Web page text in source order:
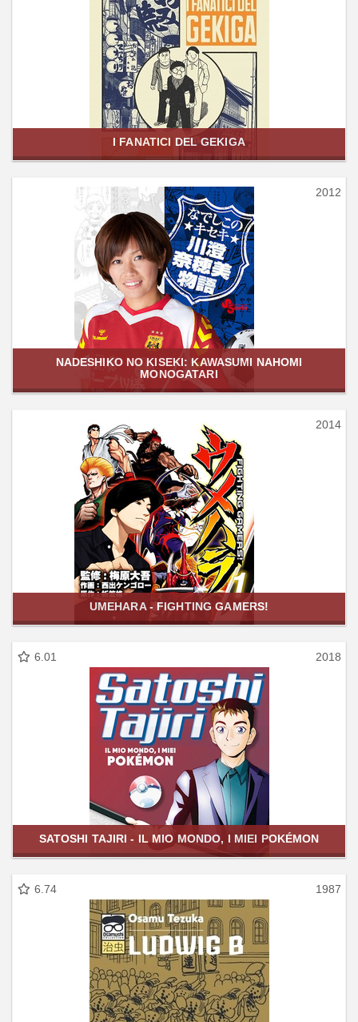
I FANATICI DEL GEKIGA
2012
NADESHIKO NO KISEKI: KAWASUMI NAHOMI
MONOGATARI
2014
UMEHARA - FIGHTING GAMERS!
6.01 2018
SATOSHI TAJIRI - IL MIO MONDO, I MIEI POKÉMON
6.74 1987